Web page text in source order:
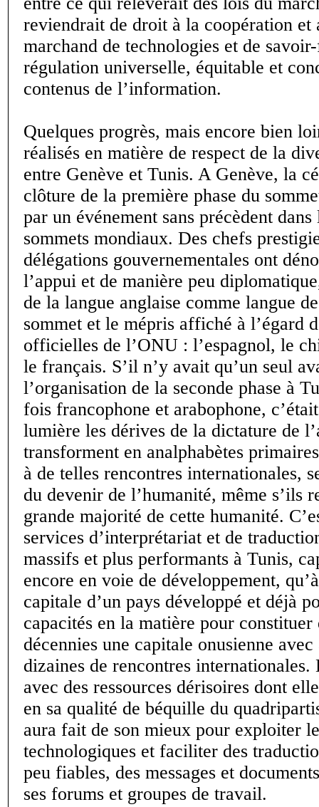
reviendrait de droit à la coopération et
marchand de technologies et de
régulation universelle, équitable et
contenus de l’information.
Quelques progrès, mais encore bien
réalisés en matière de respect de la
entre Genève et Tunis. A Genève, la
clôture de la première phase du
par un événement sans précèdent dans
sommets mondiaux. Des chefs
délégations gouvernementales ont
l’appui et de manière peu
de la langue anglaise comme langue
sommet et le mépris affiché à l’égard
officielles de l’ONU : l’espagnol, le
le français. S’il n’y avait qu’un seul
l’organisation de la seconde phase à
fois francophone et arabophone,
lumière les dérives de la dictature de
transforment en analphabètes
à de telles rencontres internationales,
du devenir de l’humanité, même s’ils
grande majorité de cette humanité.
services d’interprétariat et de
massifs et plus performants à Tunis,
encore en voie de développement,
capitale d’un pays développé et déjà
capacités en la matière pour constituer
décennies une capitale onusienne
dizaines de rencontres
avec des ressources dérisoires dont
en sa qualité de béquille du
aura fait de son mieux pour exploiter
technologiques et faciliter des
peu fiables, des messages et
ses forums et groupes de travail.